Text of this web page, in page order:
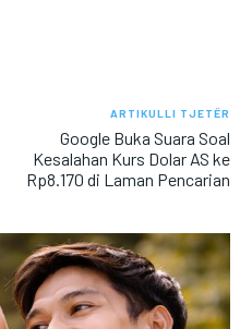
ARTIKULLI TJETËR
Google Buka Suara Soal
Kesalahan Kurs Dolar AS ke
Rp8.170 di Laman Pencarian